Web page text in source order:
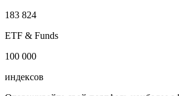
183 824
ETF & Funds
100 000
индексов